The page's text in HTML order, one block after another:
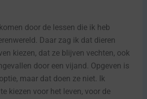
door de lessen die ik heb
Daar zag ik dat dieren
kiezen, dat ze blijven vechten, ook
door een vijand. Opgeven is
maar dat doen ze niet. Ik
kiezen voor het leven, voor de